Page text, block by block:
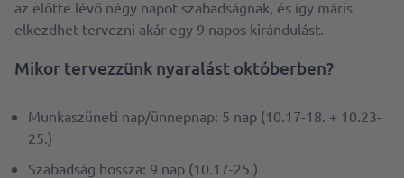
az előtte lévő négy napot szabadságnak, és így máris
elkezdhet tervezni akár egy 9 napos kirándulást.
Mikor tervezzünk nyaralást októberben?
Munkaszüneti nap/ünnepnap: 5 nap (10.17-18. + 10.23-
25.)
Szabadság hossza: 9 nap (10.17-25.)